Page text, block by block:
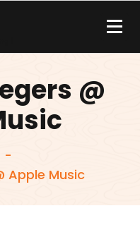
@
-
Apple Music